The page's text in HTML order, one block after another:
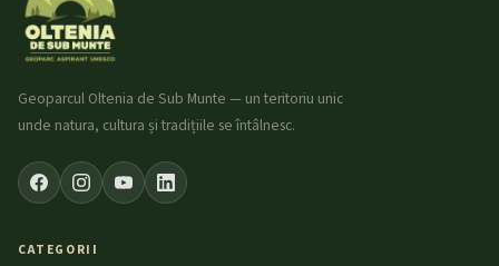
Geoparcul Oltenia de Sub Munte — un teritoriu unic
unde natura, cultura și tradițiile se întâlnesc.
CATEGORII